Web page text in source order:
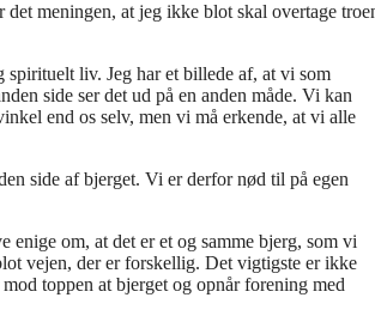
meningen, at jeg ikke blot skal overtage
liv. Jeg har et billede af, at vi som
side ser det ud på en anden måde. Vi kan
end os selv, men vi må erkende, at vi alle
side af bjerget. Vi er derfor nød til på egen
om, at det er et og samme bjerg, som vi
vejen, der er forskellig. Det vigtigste er ikke
toppen at bjerget og opnår forening med